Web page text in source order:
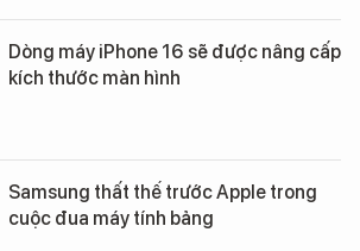
Dòng máy iPhone 16 sẽ được nâng cấp
kích thước màn hình
Samsung thất thế trước Apple trong
cuộc đua máy tính bảng